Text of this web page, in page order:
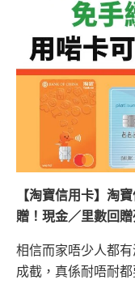
【淘寶信用卡】淘
贈！現金／里數回
相信而家唔少人都
成截，真係耐唔耐